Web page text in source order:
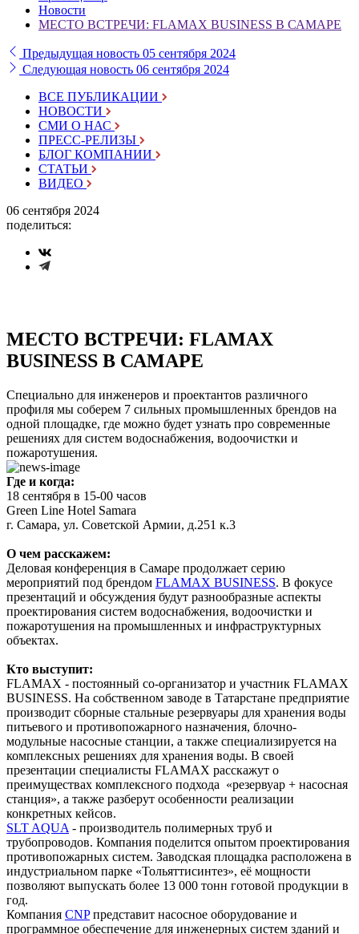
Новости
МЕСТО ВСТРЕЧИ: FLAMAX BUSINESS В САМАРЕ
Предыдущая новость 05 сентября 2024
Следующая новость 06 сентября 2024
ВСЕ ПУБЛИКАЦИИ
НОВОСТИ
СМИ О НАС
ПРЕСС-РЕЛИЗЫ
БЛОГ КОМПАНИИ
СТАТЬИ
ВИДЕО
06 сентября 2024
поделиться:
МЕСТО ВСТРЕЧИ: FLAMAX
BUSINESS В САМАРЕ
Специально для инженеров и проектантов различного
профиля мы соберем 7 сильных промышленных брендов на
одной площадке, где можно будет узнать про современные
решениях для систем водоснабжения, водоочистки и
пожаротушения.
Где и когда:
18 сентября в 15-00 часов
Green Line Hotel Samara
г. Самара, ул. Советской Армии, д.251 к.3
О чем расскажем:
Деловая конференция в Самаре продолжает серию
мероприятий под брендом FLAMAX BUSINESS. В фокусе
презентаций и обсуждения будут разнообразные аспекты
проектирования систем водоснабжения, водоочистки и
пожаротушения на промышленных и инфраструктурных
объектах.
Кто выступит:
FLAMAX - постоянный со-организатор и участник FLAMAX
BUSINESS. На собственном заводе в Татарстане предприятие
производит сборные стальные резервуары для хранения воды
питьевого и противопожарного назначения, блочно-
модульные насосные станции, а также специализируется на
комплексных решениях для хранения воды. В своей
презентации специалисты FLAMAX расскажут о
преимуществах комплексного подхода «резервуар + насосная
станция», а также разберут особенности реализации
конкретных кейсов.
SLT AQUA - производитель полимерных труб и
трубопроводов. Компания поделится опытом проектирования
противопожарных систем. Заводская площадка расположена в
индустриальном парке «Тольяттисинтез», её мощности
позволяют выпускать более 13 000 тонн готовой продукции в
год.
Компания CNPпредставит насосное оборудование и
программное обеспечение для инженерных систем зданий и